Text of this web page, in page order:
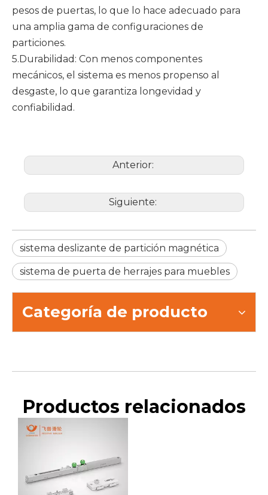
pesos de puertas, lo que lo hace adecuado para
una amplia gama de configuraciones de
particiones.
5.Durabilidad: Con menos componentes
mecánicos, el sistema es menos propenso al
desgaste, lo que garantiza longevidad y
confiabilidad.
Anterior:
Siguiente:
sistema deslizante de partición magnética
sistema de puerta de herrajes para muebles
Categoría de producto
Productos relacionados